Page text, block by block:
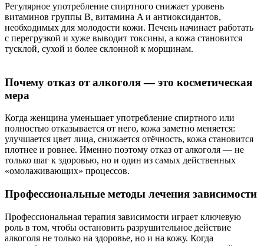
Регулярное употребление спиртного снижает уровень
витаминов группы B, витамина A и антиоксидантов,
необходимых для молодости кожи. Печень начинает работать
с перегрузкой и хуже выводит токсины, а кожа становится
тусклой, сухой и более склонной к морщинам.
Почему отказ от алкоголя — это косметическая
мера
Когда женщина уменьшает употребление спиртного или
полностью отказывается от него, кожа заметно меняется:
улучшается цвет лица, снижается отёчность, кожа становится
плотнее и ровнее. Именно поэтому отказ от алкоголя — не
только шаг к здоровью, но и один из самых действенных
«омолаживающих» процессов.
Профессиональные методы лечения зависимости
Профессиональная терапия зависимости играет ключевую
роль в том, чтобы остановить разрушительное действие
алкоголя не только на здоровье, но и на кожу. Когда